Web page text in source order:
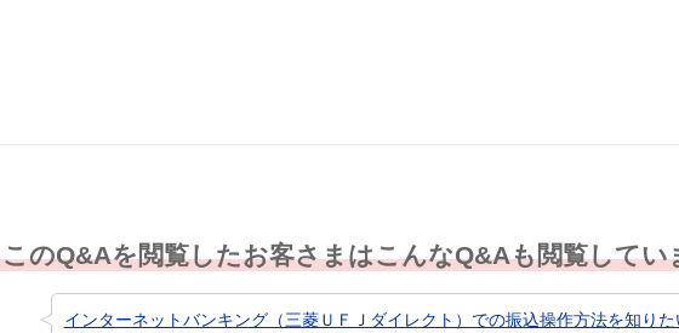
このQ&Aを閲覧したお客さまはこんなQ&Aも閲覧してい
インターネットバンキング（三菱ＵＦＪダイレクト）での振込操作方法を知りた